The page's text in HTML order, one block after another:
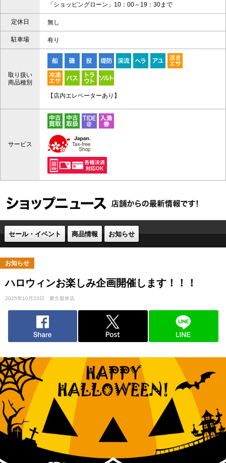
「ショッピングローン」10：00～19：30まで
定休日 無し
駐車場 有り
取り扱い
商品種別
【店内エレベーターあり】
サービス
セール・イベント 商品情報 お知らせ
お知らせ
ハロウィンお楽しみ企画開催します！！！
2025年10月23日 東久留米店